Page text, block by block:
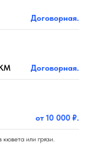
Договорная.
Договорная.
от 10 000 ₽.
кювета или грязи.